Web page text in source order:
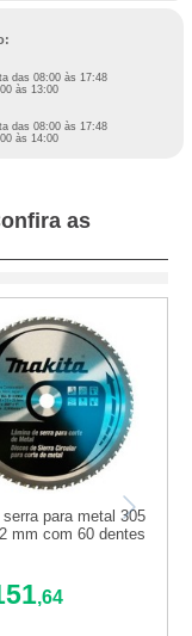
das 08:00 às 17:48
às 13:00
das 08:00 às 17:48
às 14:00
as
serra para metal 305
mm com 60 dentes
,64